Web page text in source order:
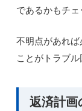
であるかもチェ
不明点があれ
ことがトラブル
返済計画